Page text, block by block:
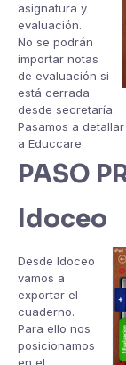
asignatura y
evaluación.
No se podrán
importar notas
de evaluación si
está cerrada
desde secretaría.
Pasamos a
a Educcare:
PASO
Idoceo
Desde Idoceo
vamos a
exportar el
cuaderno.
Para ello nos
posicionamos